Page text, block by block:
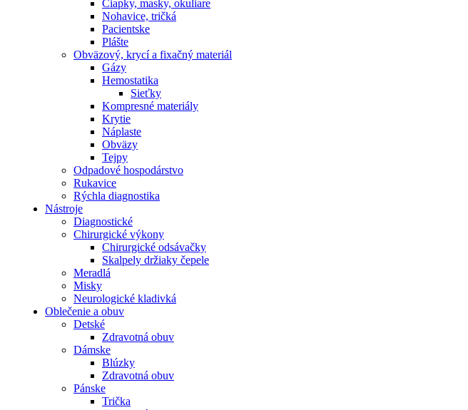
Čiapky, masky, okuliare
Nohavice, tričká
Pacientske
Plášte
Obväzový, krycí a fixačný materiál
Gázy
Hemostatika
Sieťky
Kompresné materiály
Krytie
Náplaste
Obväzy
Tejpy
Odpadové hospodárstvo
Rukavice
Rýchla diagnostika
Nástroje
Diagnostické
Chirurgické výkony
Chirurgické odsávačky
Skalpely držiaky čepele
Meradlá
Misky
Neurologické kladivká
Oblečenie a obuv
Detské
Zdravotná obuv
Dámske
Blúzky
Zdravotná obuv
Pánske
Trička